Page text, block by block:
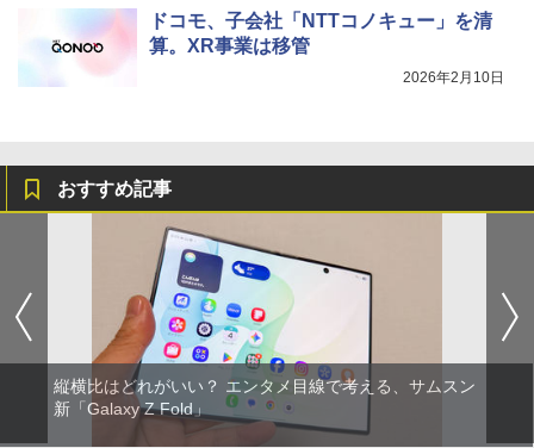
ドコモ、子会社「NTTコノキュー」を清
算。XR事業は移管
2026年2月10日
おすすめ記事
縦横比はどれがいい？ エンタメ目線で考える、サムスン
新「Galaxy Z Fold」